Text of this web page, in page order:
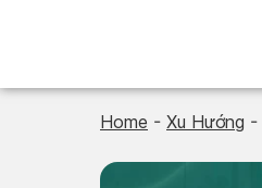
Home - Xu Hướng -